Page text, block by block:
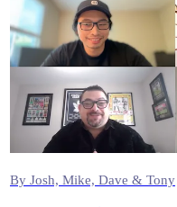
By Josh, Mike, Dave & Tony